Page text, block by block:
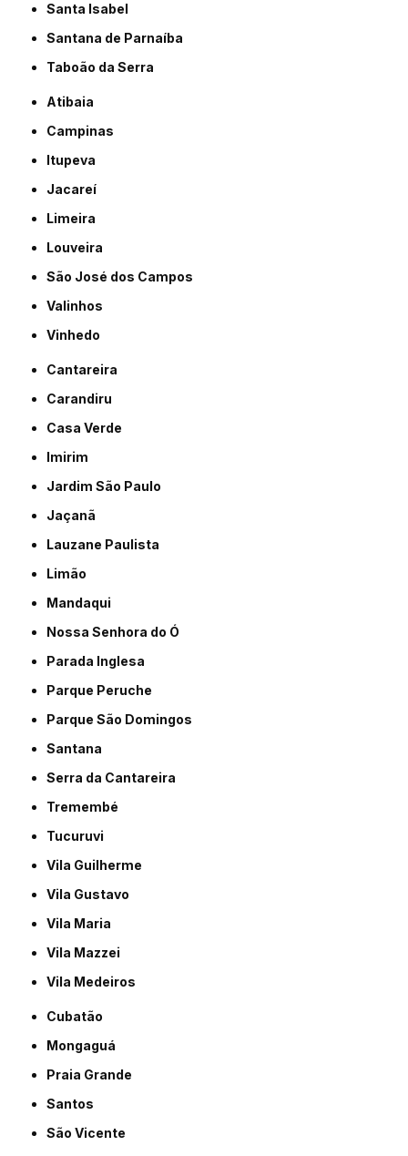
Santa Isabel
Santana de Parnaíba
Taboão da Serra
Atibaia
Campinas
Itupeva
Jacareí
Limeira
Louveira
São José dos Campos
Valinhos
Vinhedo
Cantareira
Carandiru
Casa Verde
Imirim
Jardim São Paulo
Jaçanã
Lauzane Paulista
Limão
Mandaqui
Nossa Senhora do Ó
Parada Inglesa
Parque Peruche
Parque São Domingos
Santana
Serra da Cantareira
Tremembé
Tucuruvi
Vila Guilherme
Vila Gustavo
Vila Maria
Vila Mazzei
Vila Medeiros
Cubatão
Mongaguá
Praia Grande
Santos
São Vicente